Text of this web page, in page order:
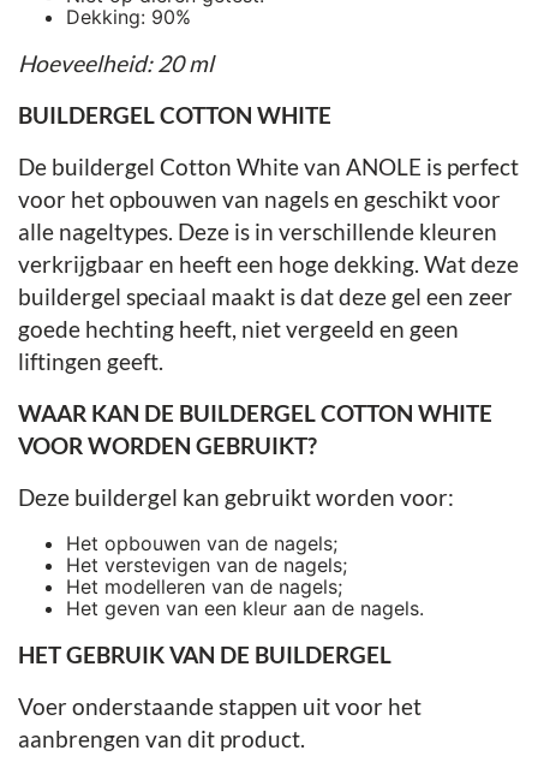
Dekking: 90%
Hoeveelheid: 20 ml
BUILDERGEL COTTON WHITE
De buildergel Cotton White van ANOLE is perfect
voor het opbouwen van nagels en geschikt voor
alle nageltypes. Deze is in verschillende kleuren
verkrijgbaar en heeft een hoge dekking. Wat deze
buildergel speciaal maakt is dat deze gel een zeer
goede hechting heeft, niet vergeeld en geen
liftingen geeft.
WAAR KAN DE BUILDERGEL COTTON WHITE
VOOR WORDEN GEBRUIKT?
Deze buildergel kan gebruikt worden voor:
Het opbouwen van de nagels;
Het verstevigen van de nagels;
Het modelleren van de nagels;
Het geven van een kleur aan de nagels.
HET GEBRUIK VAN DE BUILDERGEL
Voer onderstaande stappen uit voor het
aanbrengen van dit product.